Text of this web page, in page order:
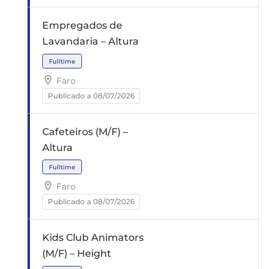
Fulltime
Fulltime
Empregados de
Lavandaria – Altura
Faro
Publicado a 08/07/2026
Cafeteiros (M/F) –
Altura
Faro
Publicado a 08/07/2026
Kids Club Animators
(M/F) – Height